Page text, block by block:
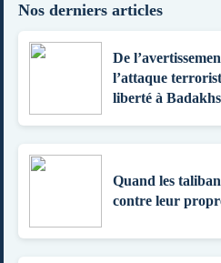
Nos derniers articles
De
l’attaque
liberté à
Quand les
contre leur